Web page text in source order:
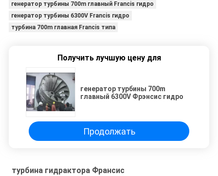
генератор турбины 700m главный Francis гидро
генератор турбины 6300V Francis гидро
турбина 700m главная Francis типа
Получить лучшую цену для
генератор турбины 700m
главный 6300V Фрэнсис гидро
Продолжать
турбина гидрактора Франсис